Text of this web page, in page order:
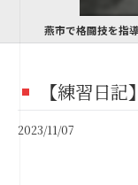
【練習日
2023/11/07